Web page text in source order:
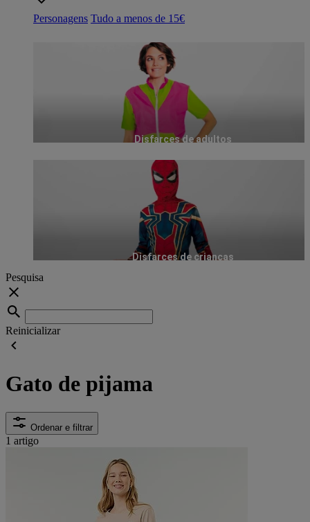
Personagens Tudo a menos de 15€
Disfarces de adultos
Disfarces de crianças
Pesquisa
Reinicializar
Gato de pijama
Ordenar e filtrar
1 artigo